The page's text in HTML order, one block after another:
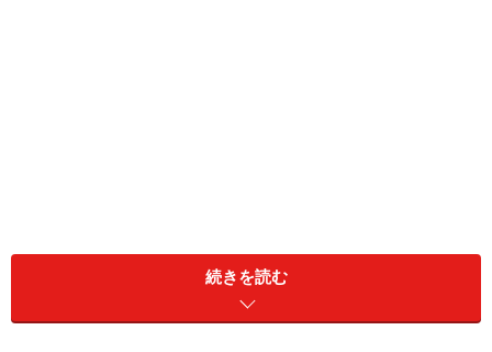
＜お通夜・葬式での会話マナー＞
続きを読む